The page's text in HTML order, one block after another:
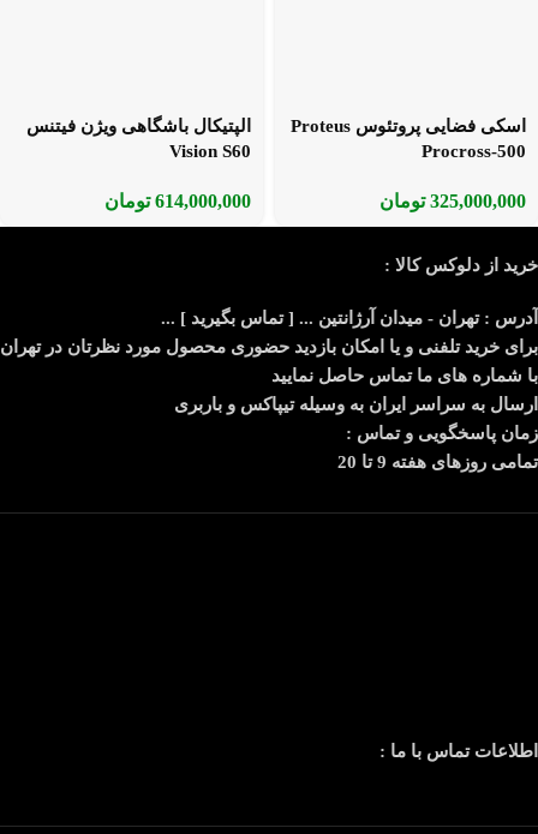
اسکی فضایی پروتئوس Proteus
Procross-500
325,000,000 تومان
الپتیکال باشگاهی ویژن فیتنس
Vision S60
614,000,000 تومان
خرید از دلوکس کالا :
آدرس : تهران - میدان آرژانتین ... [ تماس بگیرید ] ...
برای خرید تلفنی و یا امکان بازدید حضوری محصول مورد نظرتان در تهران
با شماره های ما تماس حاصل نمایید
ارسال به سراسر ایران به وسیله تیپاکس و باربری
زمان پاسخگویی و تماس :
تمامی روزهای هفته 9 تا 20
اطلاعات تماس با ما :